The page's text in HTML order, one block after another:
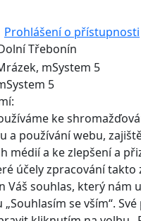
Prohlášení o přístupnosti
Třebonín
5
ke
a používání webu,
médií a ke zlepšení a
účely zpracování takto
Váš souhlas, který nám
se vším“.